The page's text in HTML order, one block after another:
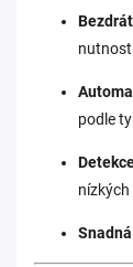
podle